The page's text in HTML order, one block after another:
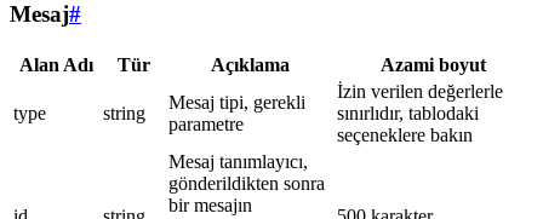
Mesaj#
Alan Adı Tür Açıklama Azami boyut
type string
Mesaj tipi, gerekli
parametre
İzin verilen değerlerle
sınırlıdır, tablodaki
seçeneklere bakın
Mesaj tanımlayıcı,
gönderildikten sonra
bir mesajın